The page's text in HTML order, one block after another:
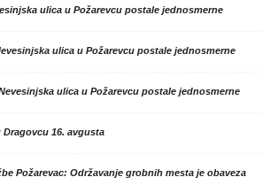
ulica u Požarevcu postale jednosmerne
ulica u Požarevcu postale jednosmerne
ulica u Požarevcu postale jednosmerne
Dragovcu 16. avgusta
Požarevac: Održavanje grobnih mesta je obaveza